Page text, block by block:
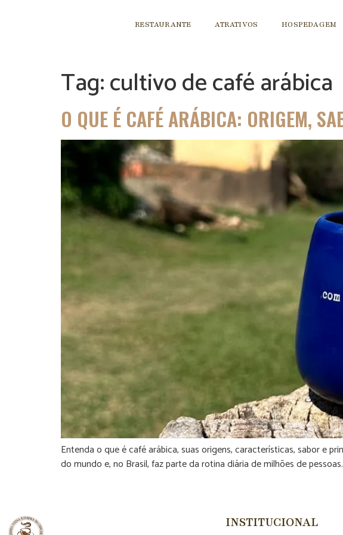
RESTAURANTE ATRATIVOS HOSPEDAGEM
Tag:cultivo de café arábica
O QUE É CAFÉ ARÁBICA: ORIGEM,
Entenda o que é café arábica, suas origens, características, sabor e
do mundo e, no Brasil, faz parte da rotina diária de milhões de
INSTITUCIONAL